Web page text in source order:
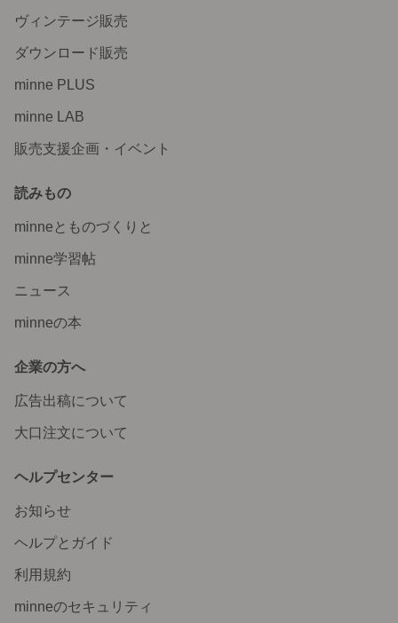
ヴィンテージ販売
ダウンロード販売
minne PLUS
minne LAB
販売支援企画・イベント
読みもの
minneとものづくりと
minne学習帖
ニュース
minneの本
企業の方へ
広告出稿について
大口注文について
ヘルプセンター
お知らせ
ヘルプとガイド
利用規約
minneのセキュリティ